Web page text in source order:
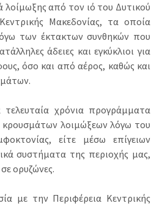
από τον ιό του Δυτικού
Μακεδονίας, τα οποία
των έκτακτων συνθηκών που
άδειες και εγκύκλιοι για
όσο και από αέρος, καθώς και
χρόνια προγράμματα
λοιμώξεων λόγω του
είτε μέσω επίγειων
συστήματα της περιοχής μας,
ορυζώνες.
με την Περιφέρεια Κεντρικής